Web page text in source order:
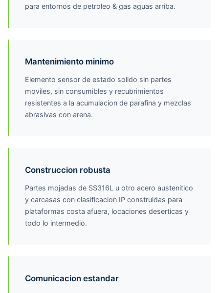
para entornos de petroleo & gas aguas arriba.
Mantenimiento minimo
Elemento sensor de estado solido sin partes
moviles, sin consumibles y recubrimientos
resistentes a la acumulacion de parafina y mezclas
abrasivas con arena.
Construccion robusta
Partes mojadas de SS316L u otro acero austenitico
y carcasas con clasificacion IP construidas para
plataformas costa afuera, locaciones deserticas y
todo lo intermedio.
Comunicacion estandar